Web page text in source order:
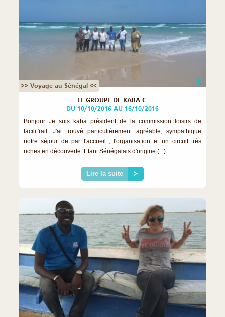
>> Voyage au Sénégal << ©
LE GROUPE DE KABA C.
DU 10/10/2016 AU 16/10/2016
Bonjour Je suis kaba président de la commission loisirs de
facilit'rail. J'ai trouvé particulièrement agréable, sympathique
notre séjour de par l'accueil , l'organisation et un circuit très
riches en découverte. Etant Sénégalais d'origine (...)
Lire la suite ≻